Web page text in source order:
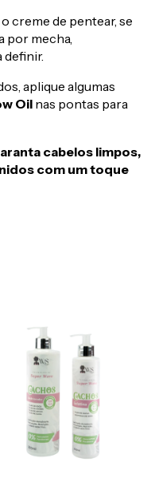
creme de pentear, se
por mecha,
definir.
aplique algumas
Oil nas pontas para
cabelos limpos,
com um toque